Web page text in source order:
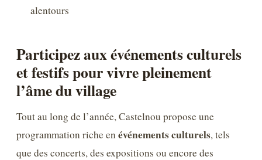
alentours
Participez aux événements culturels
et festifs pour vivre pleinement
l’âme du village
Tout au long de l’année, Castelnou propose une
programmation riche en événements culturels, tels
que des concerts, des expositions ou encore des